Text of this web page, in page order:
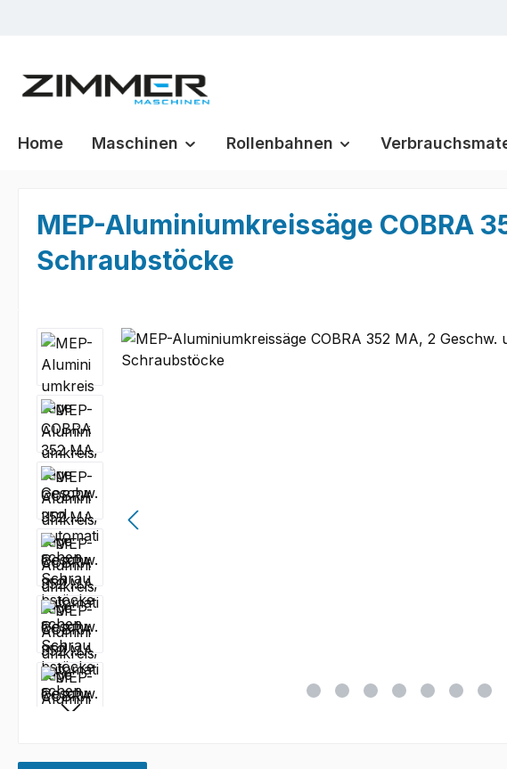
Home Maschinen Rollenbahnen
MEP-Aluminiumkreissäge COBRA
Schraubstöcke
Bildergalerie überspringen